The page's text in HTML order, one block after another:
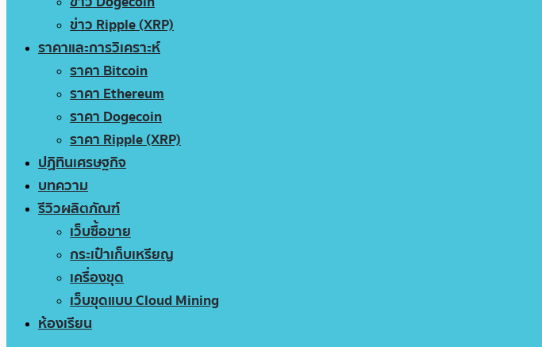
ข่าว Ripple (XRP)
ราคาและการวิเคราะห์
ราคา Bitcoin
ราคา Ethereum
ราคา Dogecoin
ราคา Ripple (XRP)
ปฏิทินเศรษฐกิจ
บทความ
รีวิวผลิตภัณฑ์
เว็บซื้อขาย
กระเป๋าเก็บเหรียญ
เครื่องขุด
เว็บขุดแบบ Cloud Mining
ห้องเรียน